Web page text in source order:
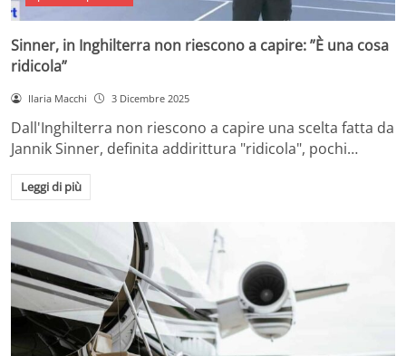
Sinner, in Inghilterra non riescono a capire: ”È una cosa
ridicola”
Ilaria Macchi 3 Dicembre 2025
Dall'Inghilterra non riescono a capire una scelta fatta da
Jannik Sinner, definita addirittura "ridicola", pochi…
Leggi di più